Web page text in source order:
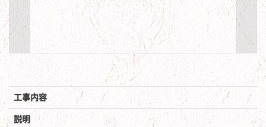
工事内容
説明